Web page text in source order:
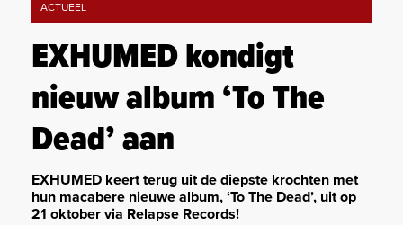
ACTUEEL
EXHUMED kondigt
nieuw album ‘To The
Dead’ aan
EXHUMED keert terug uit de diepste krochten met
hun macabere nieuwe album, ‘To The Dead’, uit op
21 oktober via Relapse Records!